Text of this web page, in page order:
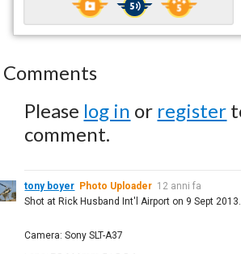
Comments
Please log in or register
comment.
tony boyer Photo Uploader 12 anni fa
Shot at Rick Husband Int'l Airport on 9 Sept 2013.
Camera: Sony SLT-A37